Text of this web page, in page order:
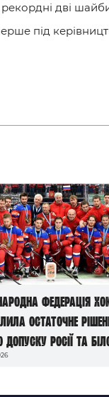
дві
під
федерація
остаточне
росії та
світу сезону